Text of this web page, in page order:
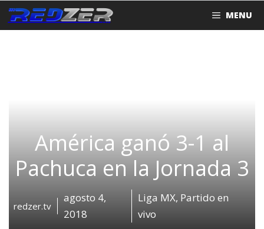
Saltar
al
MENU
América ganó 3-1 al
Pachuca en la Jornada 3
redzer.tv
agosto 4,
2018
Liga MX, Partido en
vivo